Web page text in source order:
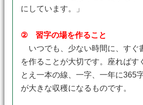
にしています。」
② 習字の場を作ること
いつでも、少ない時間に、すぐ
を作ることが大切です。座ればす
とえ一本の線、一字、一年に365
が大きな収穫になるものです。